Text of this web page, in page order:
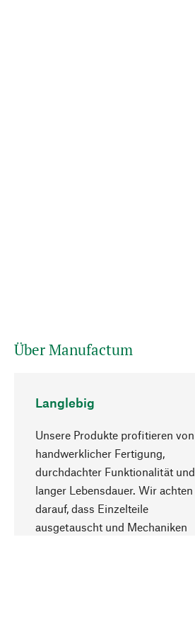
Über Manufactum
Langlebig
Unsere Produkte profitieren von
handwerklicher Fertigung,
durchdachter Funktionalität und
langer Lebensdauer. Wir achten
darauf, dass Einzelteile
ausgetauscht und Mechaniken